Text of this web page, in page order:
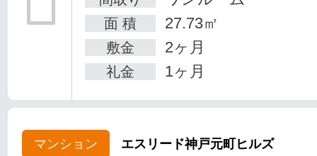
面 積 27.73㎡
敷金 2ヶ月
礼金 1ヶ月
マンション エスリード神戸元町ヒルズ